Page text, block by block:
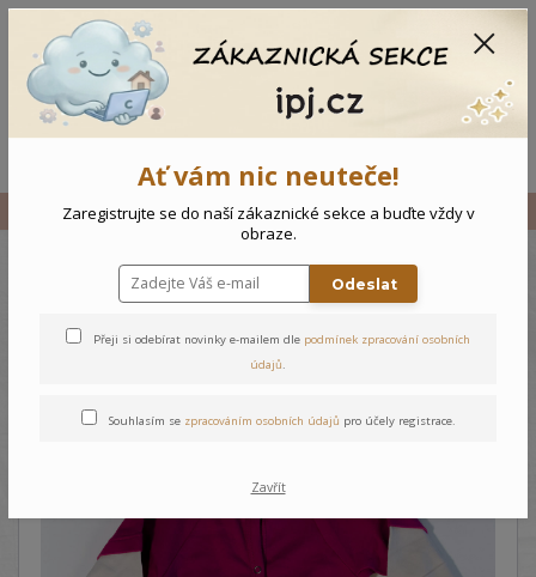
Vše Kojenecký overal Stopy
Kojenecký overal Stopy
Ať vám nic neuteče!
Zaregistrujte se do naší zákaznické sekce a buďte vždy v
obraze.
Odeslat
Přeji si odebírat novinky e-mailem dle podmínek zpracování osobních
údajů.
Souhlasím se zpracováním osobních údajů pro účely registrace.
Zavřít